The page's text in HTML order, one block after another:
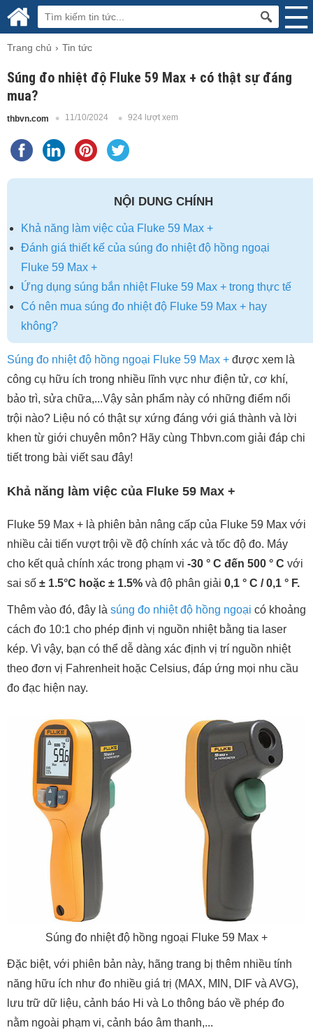
Trang chủ Tin tức
Súng đo nhiệt độ Fluke 59 Max + có thật sự đáng
mua?
thbvn.com 11/10/2024 924 lượt xem
NỘI DUNG CHÍNH
Khả năng làm việc của Fluke 59 Max +
Đánh giá thiết kế của súng đo nhiệt độ hồng ngoại
Fluke 59 Max +
Ứng dụng súng bắn nhiệt Fluke 59 Max + trong thực tế
Có nên mua súng đo nhiệt độ Fluke 59 Max + hay
không?
Súng đo nhiệt độ hồng ngoại Fluke 59 Max + được xem là
công cụ hữu ích trong nhiều lĩnh vực như điện tử, cơ khí,
bảo trì, sửa chữa,...Vậy sản phẩm này có những điểm nổi
trội nào? Liệu nó có thật sự xứng đáng với giá thành và lời
khen từ giới chuyên môn? Hãy cùng Thbvn.com giải đáp chi
tiết trong bài viết sau đây!
Khả năng làm việc của Fluke 59 Max +
Fluke 59 Max + là phiên bản nâng cấp của Fluke 59 Max với
nhiều cải tiến vượt trội về độ chính xác và tốc độ đo. Máy
cho kết quả chính xác trong phạm vi -30 ° C đến 500 ° C với
sai số ± 1.5°C hoặc ± 1.5% và độ phân giải 0,1 ° C / 0,1 ° F.
Thêm vào đó, đây là súng đo nhiệt độ hồng ngoại có khoảng
cách đo 10:1 cho phép định vị nguồn nhiệt bằng tia laser
kép. Vì vậy, bạn có thể dễ dàng xác định vị trí nguồn nhiệt
theo đơn vị Fahrenheit hoặc Celsius, đáp ứng mọi nhu cầu
đo đạc hiện nay.
Súng đo nhiệt độ hồng ngoại Fluke 59 Max +
Đặc biệt, với phiên bản này, hãng trang bị thêm nhiều tính
năng hữu ích như đo nhiều giá trị (MAX, MIN, DIF và AVG),
lưu trữ dữ liệu, cảnh báo Hi và Lo thông báo về phép đo
nằm ngoài phạm vi, cảnh báo âm thanh,...